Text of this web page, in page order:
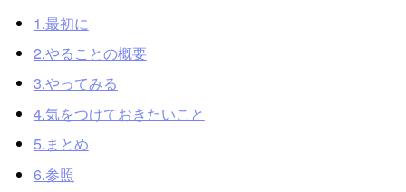
1.最初に
2.やることの概要
3.やってみる
4.気をつけておきたいこと
5.まとめ
6.参照